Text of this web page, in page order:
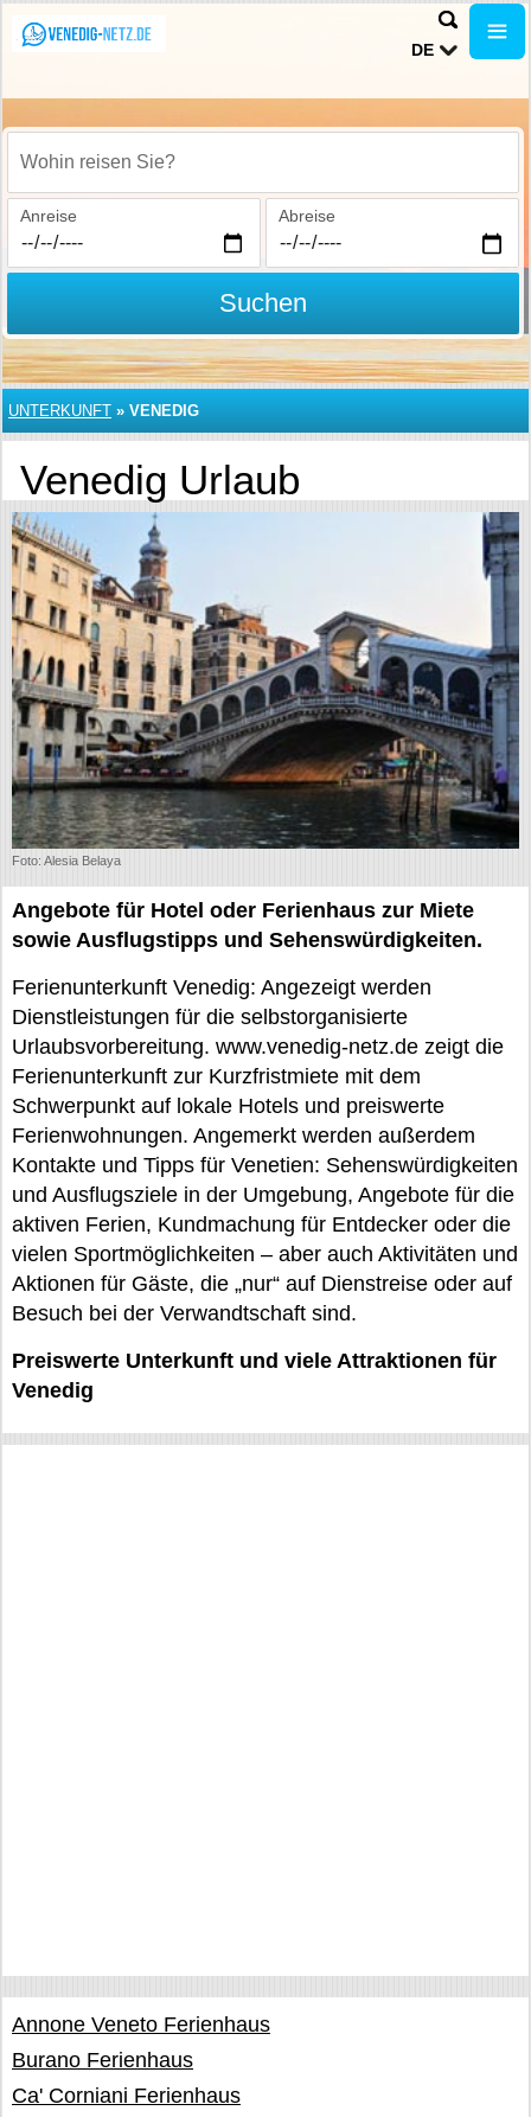
DE
Wohin reisen Sie?
Anreise Abreise
Suchen
UNTERKUNFT » VENEDIG
Venedig Urlaub
Foto: Alesia Belaya
Angebote für Hotel oder Ferienhaus zur Miete
sowie Ausflugstipps und Sehenswürdigkeiten.
Ferienunterkunft Venedig: Angezeigt werden
Dienstleistungen für die selbstorganisierte
Urlaubsvorbereitung. www.venedig-netz.de zeigt die
Ferienunterkunft zur Kurzfristmiete mit dem
Schwerpunkt auf lokale Hotels und preiswerte
Ferienwohnungen. Angemerkt werden außerdem
Kontakte und Tipps für Venetien: Sehenswürdigkeiten
und Ausflugsziele in der Umgebung, Angebote für die
aktiven Ferien, Kundmachung für Entdecker oder die
vielen Sportmöglichkeiten – aber auch Aktivitäten und
Aktionen für Gäste, die „nur“ auf Dienstreise oder auf
Besuch bei der Verwandtschaft sind.
Preiswerte Unterkunft und viele Attraktionen für
Venedig
Annone Veneto Ferienhaus
Burano Ferienhaus
Ca' Corniani Ferienhaus